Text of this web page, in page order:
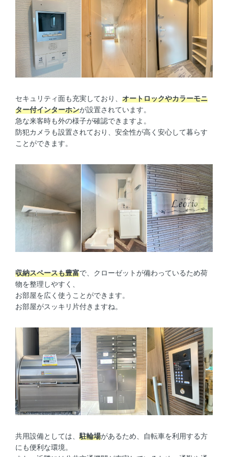
セキュリティ面も充実しており、 オートロックやカラーモニ
ター付インターホンが設置されています。
急な来客時も外の様子が確認できますよ。
防犯カメラも設置されており、安全性が高く安心して暮らす
ことができます。
収納スペースも豊富で、クローゼットが備わっているため荷
物を整理しやすく、
お部屋を広く使うことができます。
お部屋がスッキリ片付きますね。
共用設備としては、 駐輪場があるため、自転車を利用する方
にも便利な環境。